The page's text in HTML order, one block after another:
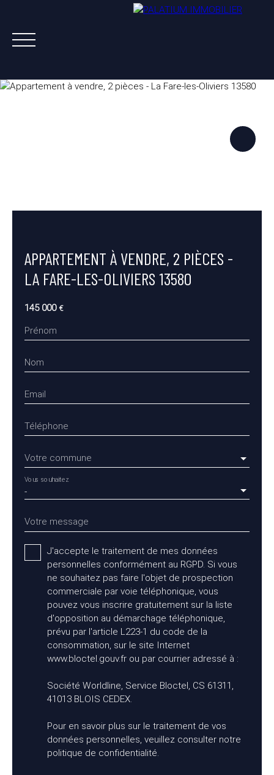
APPARTEMENT À VENDRE, 2 PIÈCES -
LA FARE-LES-OLIVIERS 13580
145 000 €
Prénom
Nom
Email
Téléphone
Votre commune
-
Vous souhaitez
Votre message
J'accepte le traitement de mes données
personnelles conformément au RGPD. Si vous
ne souhaitez pas faire l'objet de prospection
commerciale par voie téléphonique, vous
pouvez vous inscrire gratuitement sur la liste
d'opposition au démarchage téléphonique,
prévu par l'article L223-1 du code de la
consommation, sur le site Internet
www.bloctel.gouv.fr ou par courrier adressé à :
Société Worldline, Service Bloctel, CS 61311,
41013 BLOIS CEDEX.
Pour en savoir plus sur le traitement de vos
données personnelles, veuillez consulter notre
politique de confidentialité.